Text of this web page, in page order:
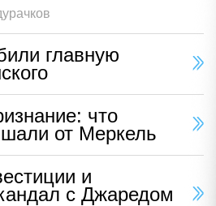
главную
что
от Меркель
и
с Джаредом